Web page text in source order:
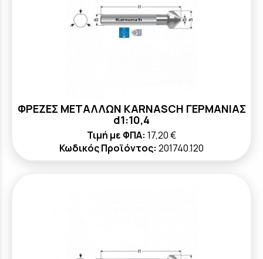
ΦΡΕΖΕΣ ΜΕΤΑΛΛΩΝ KARNASCH ΓΕΡΜΑΝΙΑΣ
d1:10,4
Τιμή με ΦΠΑ: 17,20 €
Κωδικός Προϊόντος: 201740.120